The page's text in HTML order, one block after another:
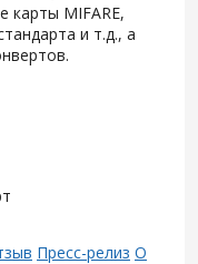
карты MIFARE,
и т.д., а
Пресс-релиз О